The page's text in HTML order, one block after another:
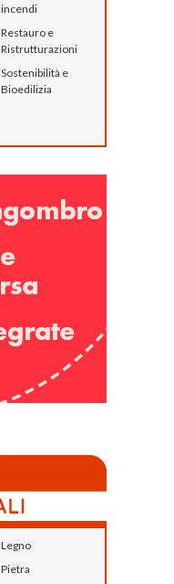
incendi
Restauro e
Ristrutturazioni
Sostenibilità e
Bioedilizia
Legno
Pietra